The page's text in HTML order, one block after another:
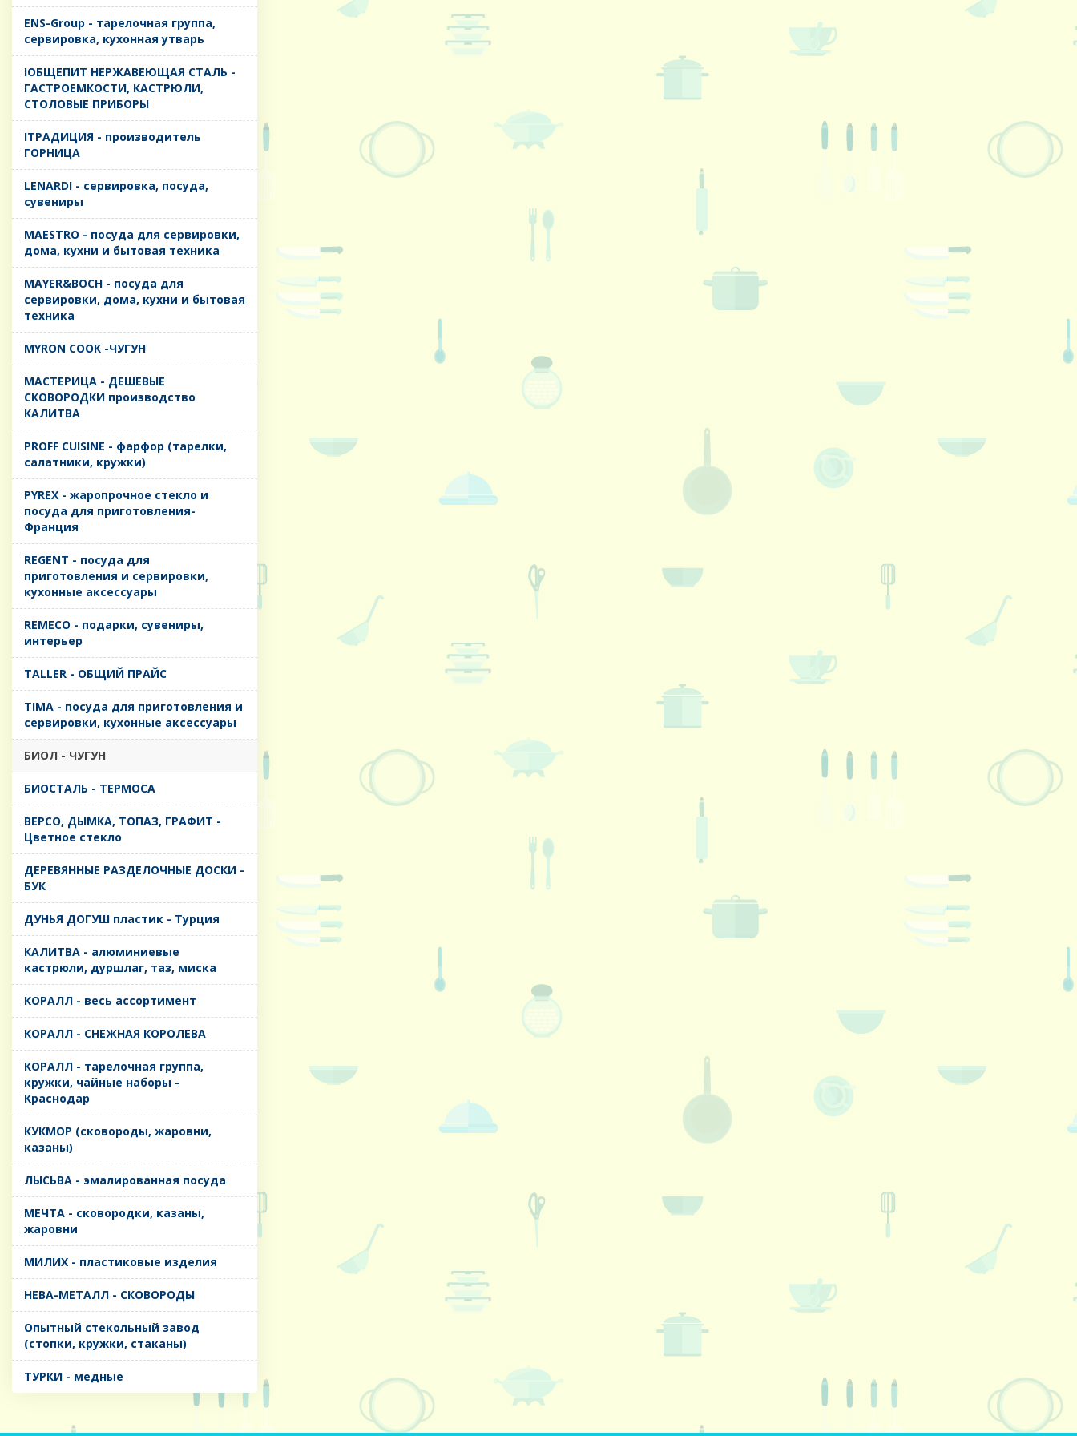
ENS-Group - тарелочная группа,
сервировка, кухонная утварь
IОБЩЕПИТ НЕРЖАВЕЮЩАЯ СТАЛЬ -
ГАСТРОЕМКОСТИ, КАСТРЮЛИ,
СТОЛОВЫЕ ПРИБОРЫ
IТРАДИЦИЯ - производитель
ГОРНИЦА
LENARDI - сервировка, посуда,
сувениры
MAESTRO - посуда для сервировки,
дома, кухни и бытовая техника
MAYER&BOCH - посуда для
сервировки, дома, кухни и бытовая
техника
MYRON COOK -ЧУГУН
MАСТЕРИЦА - ДЕШЕВЫЕ
СКОВОРОДКИ производство
КАЛИТВА
PROFF CUISINE - фарфор (тарелки,
салатники, кружки)
PYREX - жаропрочное стекло и
посуда для приготовления-
Франция
REGENT - посуда для
приготовления и сервировки,
кухонные аксессуары
REMECO - подарки, сувениры,
интерьер
TALLER - ОБЩИЙ ПРАЙС
TIMA - посуда для приготовления и
сервировки, кухонные аксессуары
БИОЛ - ЧУГУН
БИОСТАЛЬ - ТЕРМОСА
ВЕРСО, ДЫМКА, ТОПАЗ, ГРАФИТ -
Цветное стекло
ДЕРЕВЯННЫЕ РАЗДЕЛОЧНЫЕ ДОСКИ -
БУК
ДУНЬЯ ДОГУШ пластик - Турция
КАЛИТВА - алюминиевые
кастрюли, дуршлаг, таз, миска
КОРАЛЛ - весь ассортимент
КОРАЛЛ - СНЕЖНАЯ КОРОЛЕВА
КОРАЛЛ - тарелочная группа,
кружки, чайные наборы -
Краснодар
КУКМОР (сковороды, жаровни,
казаны)
ЛЫСЬВА - эмалированная посуда
МЕЧТА - сковородки, казаны,
жаровни
МИЛИХ - пластиковые изделия
НЕВА-МЕТАЛЛ - СКОВОРОДЫ
Опытный стекольный завод
(стопки, кружки, стаканы)
ТУРКИ - медные